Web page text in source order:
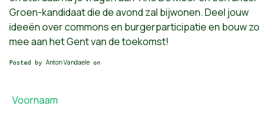
Groen-kandidaat die de avond zal bijwonen. Deel jouw
ideeën over commons en burgerparticipatie en bouw zo
mee aan het Gent van de toekomst!
Posted by Anton Vandaele on
Voornaam